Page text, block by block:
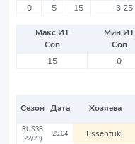
0
5 15 -3.25
Макс ИТ
Соп
Мин ИТ
Соп
15
0
Сезон Дата Хозяева
RUS3B
(22/23)
29.04 Essentuki